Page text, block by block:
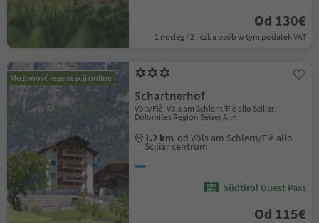
Od 130€
1 nocleg / 2 liczba osób w tym podatek VAT
Możliwość rezerwacji online
Schartnerhof
Völs/Fiè, Völs am Schlern/Fiè allo Sciliar,
Dolomites Region Seiser Alm
1.2 km od Völs am Schlern/Fiè allo
Sciliar centrum
Südtirol Guest Pass
Od 115€